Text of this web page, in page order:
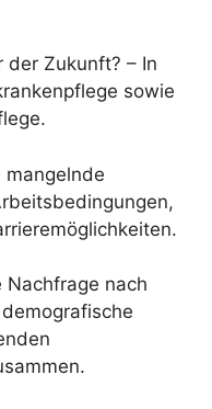
der Zukunft? – In
sowie
mangelnde
Nachfrage nach